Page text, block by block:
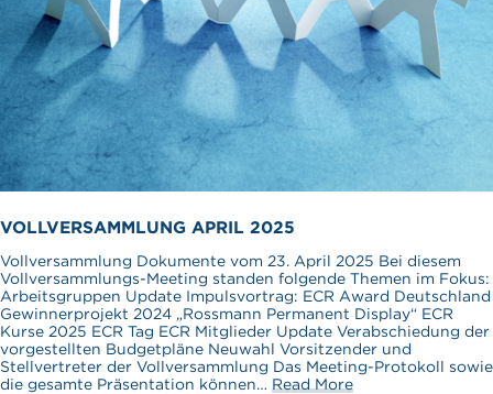
VOLLVERSAMMLUNG APRIL 2025
Vollversammlung Dokumente vom 23. April 2025 Bei diesem
Vollversammlungs-Meeting standen folgende Themen im Fokus:
Arbeitsgruppen Update Impulsvortrag: ECR Award Deutschland
Gewinnerprojekt 2024 „Rossmann Permanent Display“ ECR
Kurse 2025 ECR Tag ECR Mitglieder Update Verabschiedung der
vorgestellten Budgetpläne Neuwahl Vorsitzender und
Stellvertreter der Vollversammlung Das Meeting-Protokoll sowie
die gesamte Präsentation können… Read More